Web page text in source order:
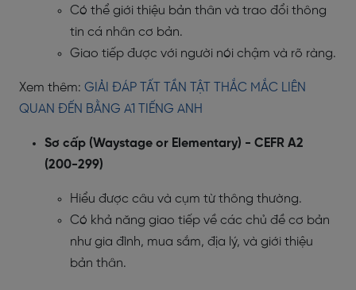
Có thể giới thiệu bản thân và trao đổi thông
tin cá nhân cơ bản.
Giao tiếp được với người nói chậm và rõ ràng.
Xem thêm: GIẢI ĐÁP TẤT TẦN TẬT THẮC MẮC LIÊN
QUAN ĐẾN BẰNG A1 TIẾNG ANH
Sơ cấp (Waystage or Elementary) - CEFR A2
(200-299)
Hiểu được câu và cụm từ thông thường.
Có khả năng giao tiếp về các chủ đề cơ bản
như gia đình, mua sắm, địa lý, và giới thiệu
bản thân.